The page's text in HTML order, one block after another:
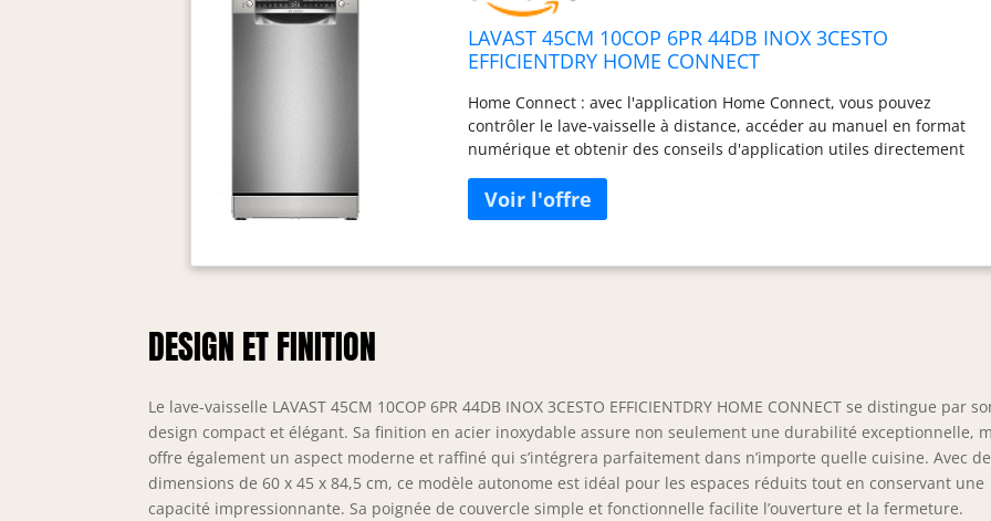
LAVAST 45CM 10COP 6PR 44DB INOX 3CESTO
EFFICIENTDRY HOME CONNECT
Home Connect : avec l'application Home Connect, vous pouvez
contrôler le lave-vaisselle à distance, accéder au manuel en format
numérique et obtenir des conseils d'application utiles directement
téléchargement, vous pouvez télécharger des programmes
supplémentaires via l'application Home Connect. Assistant de lavage
programme le plus approprié via l'application Home Connect.
DESIGN ET FINITION
Le lave-vaisselle LAVAST 45CM 10COP 6PR 44DB INOX 3CESTO EFFICIENTDRY HOME CONNECT se distingue par
design compact et élégant. Sa finition en acier inoxydable assure non seulement une durabilité exceptionnelle,
offre également un aspect moderne et raffiné qui s’intégrera parfaitement dans n’importe quelle cuisine. Avec
dimensions de 60 x 45 x 84,5 cm, ce modèle autonome est idéal pour les espaces réduits tout en conservant une
capacité impressionnante. Sa poignée de couvercle simple et fonctionnelle facilite l’ouverture et la fermeture.